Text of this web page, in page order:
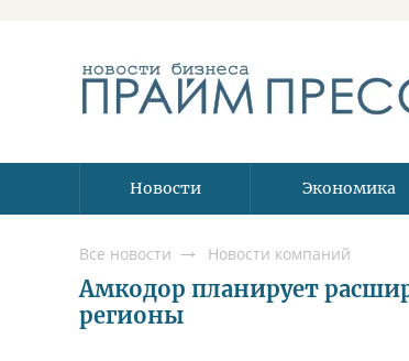
Новости Экономика
Все новости Новости компаний
Амкодор планирует
регионы